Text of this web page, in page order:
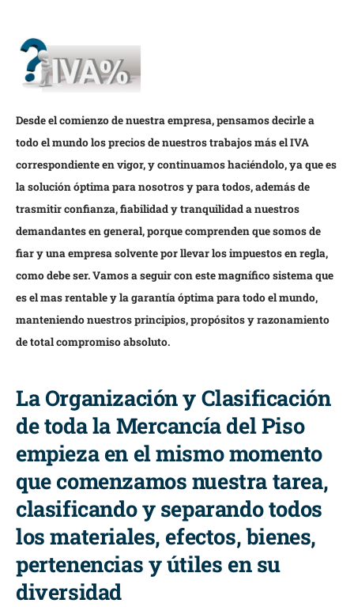
Desde el comienzo de nuestra empresa, pensamos decirle a
todo el mundo los precios de nuestros trabajos más el IVA
correspondiente en vigor, y continuamos haciéndolo, ya que es
la solución óptima para nosotros y para todos, además de
trasmitir confianza, fiabilidad y tranquilidad a nuestros
demandantes en general, porque comprenden que somos de
fiar y una empresa solvente por llevar los impuestos en regla,
como debe ser. Vamos a seguir con este magnífico sistema que
es el mas rentable y la garantía óptima para todo el mundo,
manteniendo nuestros principios, propósitos y razonamiento
de total compromiso absoluto.
La Organización y Clasificación
de toda la Mercancía del Piso
empieza en el mismo momento
que comenzamos nuestra tarea,
clasificando y separando todos
los materiales, efectos, bienes,
pertenencias y útiles en su
diversidad